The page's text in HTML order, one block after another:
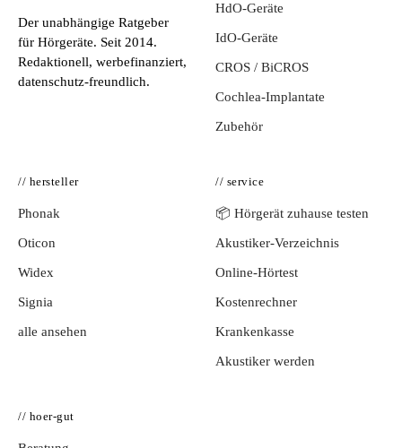
Der unabhängige Ratgeber
für Hörgeräte. Seit 2014.
Redaktionell, werbefinanziert,
datenschutz-freundlich.
HdO-Geräte
IdO-Geräte
CROS / BiCROS
Cochlea-Implantate
Zubehör
// hersteller
Phonak
Oticon
Widex
Signia
alle ansehen
// service
📦 Hörgerät zuhause testen
Akustiker-Verzeichnis
Online-Hörtest
Kostenrechner
Krankenkasse
Akustiker werden
// hoer-gut